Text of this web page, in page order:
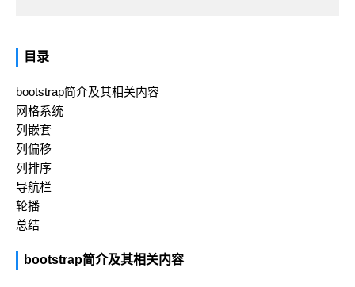
目录
bootstrap简介及其相关内容
网格系统
列嵌套
列偏移
列排序
导航栏
轮播
总结
bootstrap简介及其相关内容